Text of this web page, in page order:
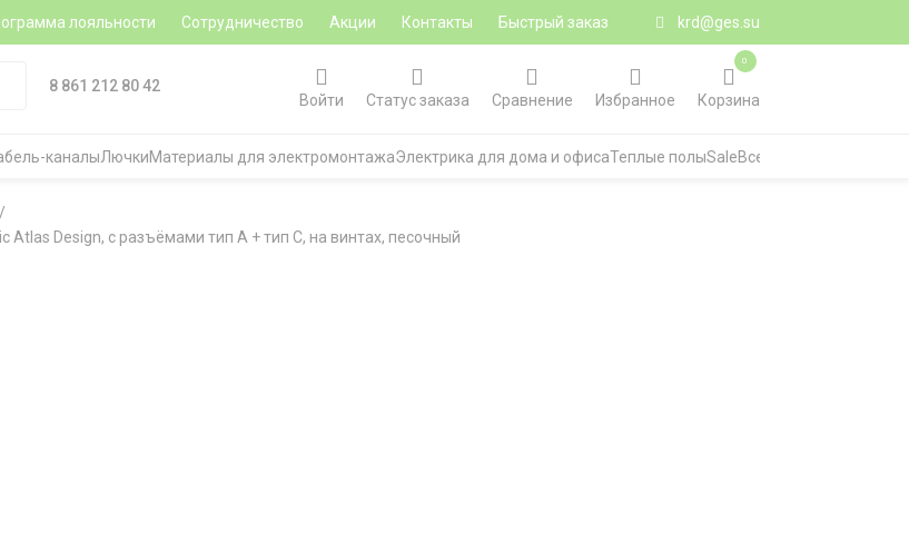
лояльности Сотрудничество Акции Контакты Быстрый заказ krd@ges.su
8 861 212 80 42
Войти
Статус заказа Сравнение Избранное Корзина
0
каналыЛючкиМатериалы для электромонтажаЭлектрика для дома и офисаТеплые полыSaleВсе категории
/
Atlas Design, с разъёмами тип А + тип С, на винтах, песочный